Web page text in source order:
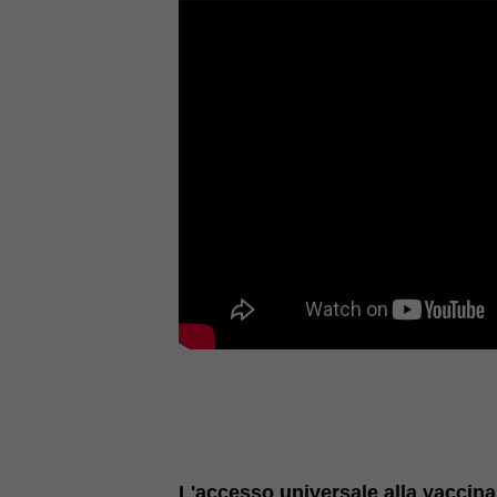
L'accesso universale alla